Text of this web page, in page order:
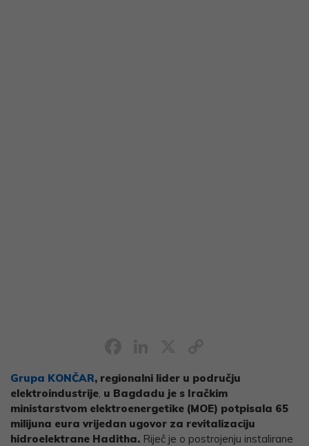
Link
Grupa KONČAR, regionalni lider u području
elektroindustrije, u Bagdadu je s Iračkim
ministarstvom elektroenergetike (MOE) potpisala 65
milijuna eura vrijedan ugovor za revitalizaciju
hidroelektrane Haditha. Riječ je o postrojenju instalirane